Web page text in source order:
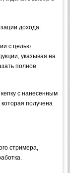
дохода:
с целью
указывая на
полное
с нанесенным
получена
стримера,